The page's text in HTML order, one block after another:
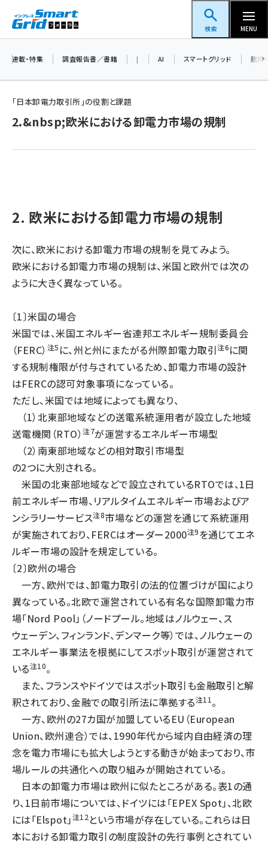
ン
スマートグリッドフォーラム
検索 MENU
ngn (280)
大串 (223)
aitras (186)
タンデム (150)
連載・特集 調査報告書／書籍 | AI スマートグリッド 脱炭
「日本卸電力取引所」の役割と課題
2.&nbsp;欧米における卸電力市場の規制
2. 欧米における卸電力市場の規制
次に、欧米における卸電力市場の規制を見てみよう。
欧米における卸電力市場の規制は、米国と欧州では次の
ように大きく異なっている。
〔1〕米国の場合
米国では、米国エネルギー省連邦エネルギー規制委員会
（FERC） 注5 に、州と州にまたがる州際卸電力取引注6に関
する規制権限が付与されているため、卸電力市場の設計
はFERCの認可対象事項になっている。
ただし、米国では地域によっても異なり、
（1）北東部地域などの送電系統運用者が設立した地域
送電機関（RTO）注7が運営するエネルギー市場型
（2）南東部地域などの相対取引市場型
の2つに大別される。
米国の北東部地域などで設立されているRTOでは、1日
前エネルギー市場、リアルタイムエネルギー市場およびア
ンシラリーサービス注8市場などの運営を通じて系統運用
が実施されており、FERCはオーダー2000注9 を通じてエネ
ルギー市場の設計を規定している。
〔2〕欧州の場合
一方、欧州では、卸電力取引の法的位置づけが国により
異なっている。北欧で運営されている有名な国際卸電力市
場「Nord Pool」（ノードプール。地域はノルウェー、ス
ウェーデン、フィンランド、デンマーク等）では、ノルウェーの
エネルギー事業法を根拠にしてスポット取引が運営されて
いる注10。
また、フランスやドイツではスポット取引も金融取引と解
釈されており、金融での取引所法に準拠する注11 。
一方、欧州の27カ国が加盟しているEU（European
Union、欧州連合）では、1990年代から域内自由経済の理
念を電力市場にも拡大しようとする動きが始まっており、市
場ルールの共通化への取り組みが開始されている。
日本の卸電力市場は欧州に似たところがある。表1の通
り、1日前市場については、ドイツには「EPEX Spot」、北欧
には「Elspot」注12 という市場が存在している。これらは日
本における卸電力取引の制度設計の先行事例とされてい